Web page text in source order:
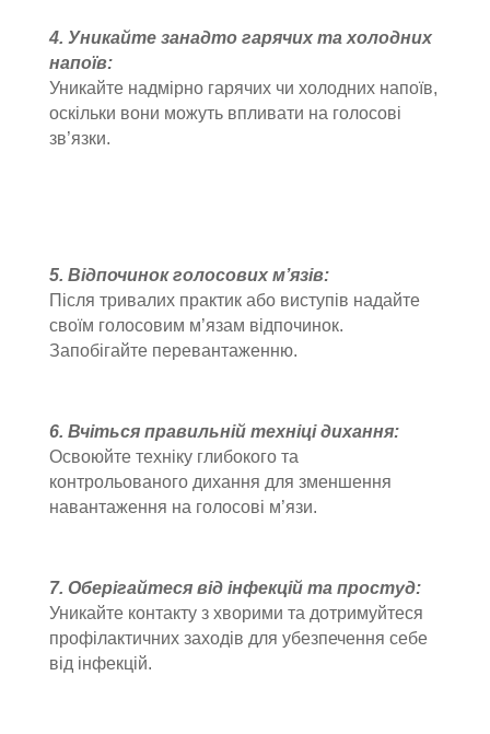
4. Уникайте занадто гарячих та холодних
напоїв:
Уникайте надмірно гарячих чи холодних напоїв,
оскільки вони можуть впливати на голосові
зв’язки.
5. Відпочинок голосових м’язів:
Після тривалих практик або виступів надайте
своїм голосовим м’язам відпочинок.
Запобігайте перевантаженню.
6. Вчіться правильній техніці дихання:
Освоюйте техніку глибокого та
контрольованого дихання для зменшення
навантаження на голосові м’язи.
7. Оберігайтеся від інфекцій та простуд:
Уникайте контакту з хворими та дотримуйтеся
профілактичних заходів для убезпечення себе
від інфекцій.